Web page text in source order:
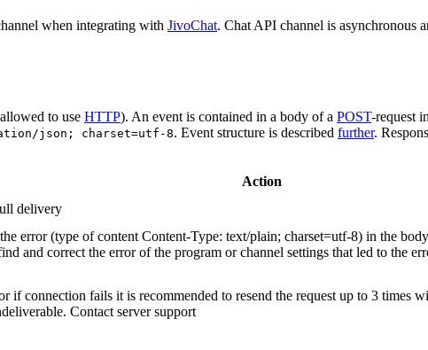
when integrating with JivoChat. Chat API channel is asynchronous
to use HTTP). An event is contained in a body of a POST-request in
json; charset=utf-8. Event structure is described further.
Action
delivery
error (type of content Content-Type: text/plain; charset=utf-8) in the
and correct the error of the program or channel settings that led to the
if connection fails it is recommended to resend the request up to 3 times
Contact server support